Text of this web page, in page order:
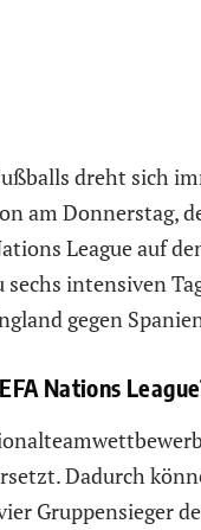
dreht sich
am Donnerstag,
League auf
sechs intensiven
gegen
Nations
Dadurch
Gruppensieger